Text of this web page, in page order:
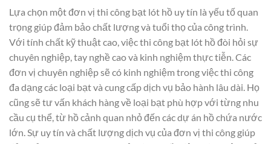
Lựa chọn một đơn vị thi công bạt lót hồ uy tín là yếu tố quan
trọng giúp đảm bảo chất lượng và tuổi thọ của công trình.
Với tính chất kỹ thuật cao, việc thi công bạt lót hồ đòi hỏi sự
chuyên nghiệp, tay nghề cao và kinh nghiệm thực tiễn. Các
đơn vị chuyên nghiệp sẽ có kinh nghiệm trong việc thi công
đa dạng các loại bạt và cung cấp dịch vụ bảo hành lâu dài. Họ
cũng sẽ tư vấn khách hàng về loại bạt phù hợp với từng nhu
cầu cụ thể, từ hồ cảnh quan nhỏ đến các dự án hồ chứa nước
lớn. Sự uy tín và chất lượng dịch vụ của đơn vị thi công giúp